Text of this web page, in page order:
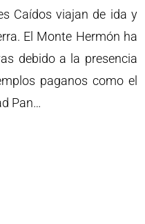
Caídos viajan de ida y
El Monte Hermón ha
debido a la presencia
paganos como el
Pan…